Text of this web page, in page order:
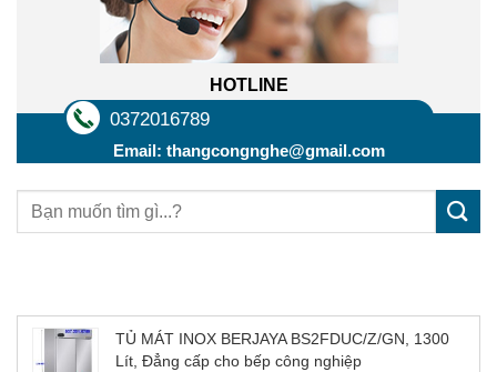
HOTLINE
0372016789
Email: thangcongnghe@gmail.com
TỦ MÁT INOX BERJAYA BS2FDUC/Z/GN, 1300
Lít, Đẳng cấp cho bếp công nghiệp